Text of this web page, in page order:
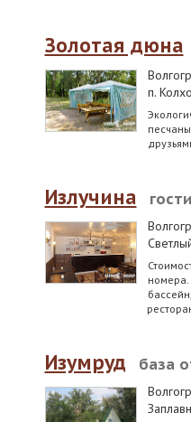
Золотая дюна
п.
Излучина
Изумруд база